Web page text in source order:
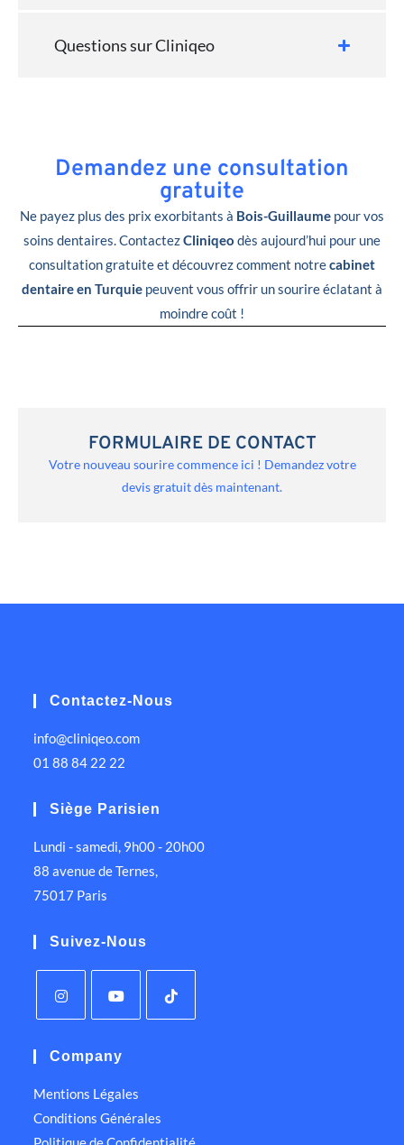
Questions sur Cliniqeo
Demandez une consultation
gratuite
Ne payez plus des prix exorbitants à Bois-Guillaume pour vos
soins dentaires. ContactezCliniqeo dès aujourd’hui pour une
consultation gratuite et découvrez comment notrecabinet
dentaire en Turquie peuvent vous offrir un sourire éclatant à
moindre coût !
FORMULAIRE DE CONTACT
Votre nouveau sourire commence ici ! Demandez votre
devis gratuit dès maintenant.
Contactez-Nous
info@cliniqeo.com
01 88 84 22 22
Siège Parisien
Lundi - samedi, 9h00 - 20h00
88 avenue de Ternes,
75017 Paris
Suivez-Nous
Company
Mentions Légales
Conditions Générales